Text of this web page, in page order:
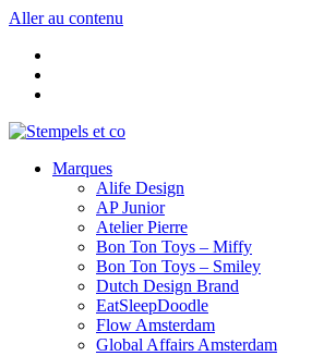
Aller au contenu
Marques
Alife Design
AP Junior
Atelier Pierre
Bon Ton Toys – Miffy
Bon Ton Toys – Smiley
Dutch Design Brand
EatSleepDoodle
Flow Amsterdam
Global Affairs Amsterdam